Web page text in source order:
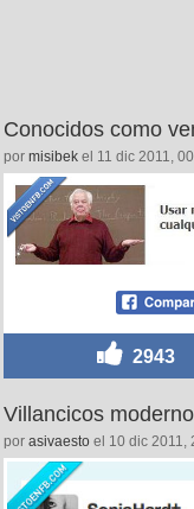
Conocidos como
por misibek el 11 dic 2011,
2943
Villancicos
por asivaesto el 10 dic 2011,